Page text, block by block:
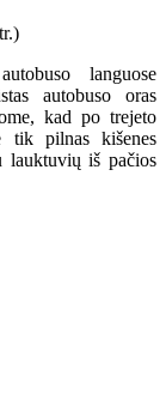
languose
autobuso oras
kad po trejeto
tik pilnas kišenes
lauktuvių iš pačios